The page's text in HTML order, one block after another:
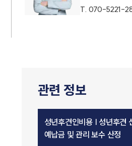
T. 070-5221-
관련 정보
성년후견인비용 | 성년후견
예납금 및 관리 보수 산정